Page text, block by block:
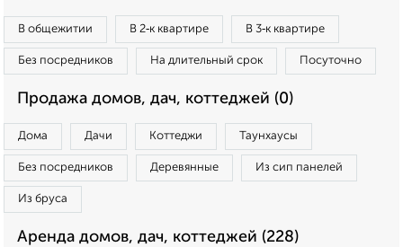
В общежитии В 2‑к квартире В 3‑к квартире
Без посредников На длительный срок Посуточно
Продажа домов, дач, коттеджей (0)
Дома Дачи Коттеджи Таунхаусы
Без посредников Деревянные Из сип панелей
Из бруса
Аренда домов, дач, коттеджей (228)